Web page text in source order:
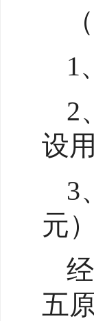
1
2
设
3
元）
五